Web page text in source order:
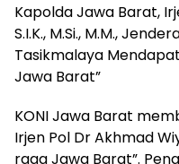
Kapolda Jawa Barat,
S.I.K., M.Si., M.M.,
Tasikmalaya
Jawa Barat”
KONI Jawa Barat
Irjen Pol Dr Akhmad
raga Jawa Barat”.